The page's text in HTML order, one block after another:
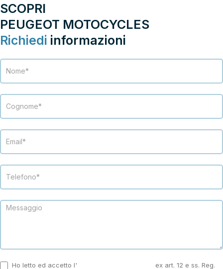
SCOPRI
PEUGEOT MOTOCYCLES
Richiedi informazioni
Contatti
landing
Ho letto ed accetto l' ex art. 12 e ss. Reg.